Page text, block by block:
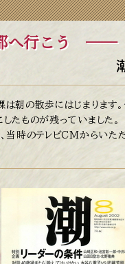
へ行こう ──
朝の散歩にはじまります
たものが残っていました。
当時のテレビCMからいた